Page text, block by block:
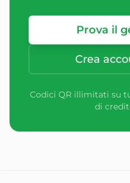
Prova il
Crea
Codici QR illimitati su
di